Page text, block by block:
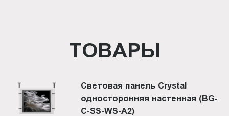
ТОВАРЫ
Световая панель Crystal
односторонняя настенная (BG-
C-SS-WS-A2)